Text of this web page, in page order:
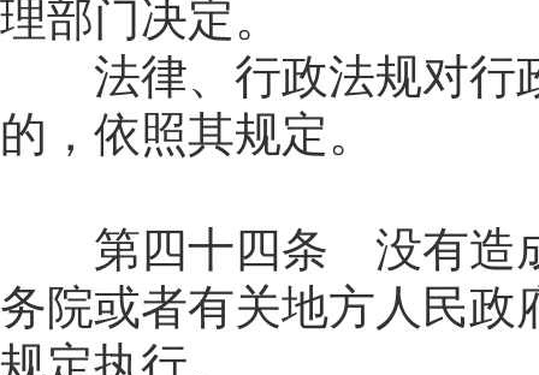
理部门决定。
法律、行政法规对行
的，依照其规定。
第四十四条 没有造成
务院或者有关地方人民
规定执行。